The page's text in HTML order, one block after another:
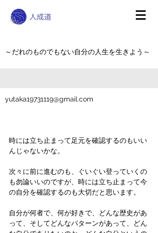
～だれのものでもない自分の人生を生きよう～
yutaka19731119@gmail.com
時には立ち止まって足元を確認するのもいい
んじゃないかな。
次々に前に進むのも、ぐいぐい登っていくの
も勿論いいのですが、時には立ち止まって今
の自分を確認するのも大切だと思います。
自分が何者で、何が好きで、どんな歴史があ
って、そしてどんなパターンがあって、どん